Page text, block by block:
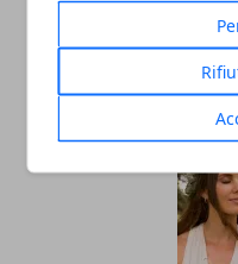
ARTICOLI CORRELATI